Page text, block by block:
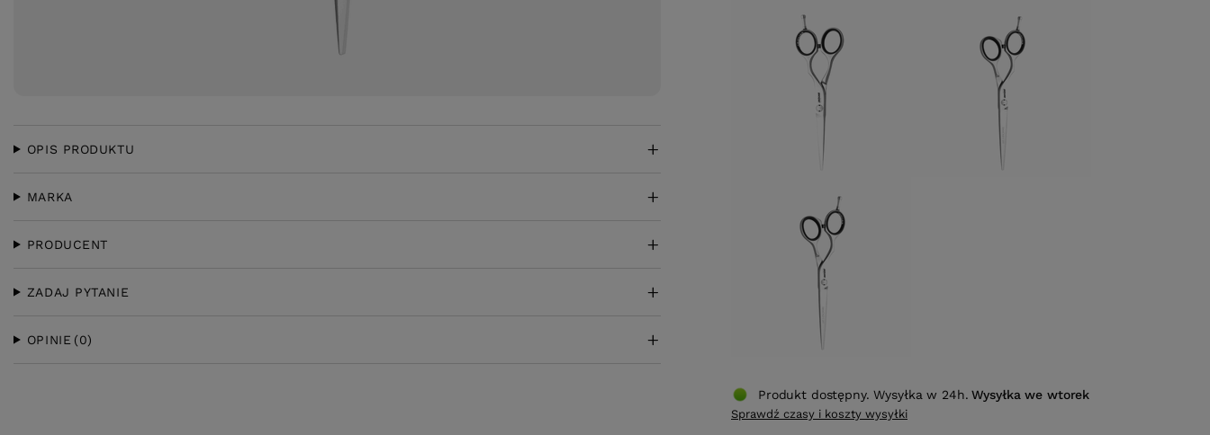
Produkt dostępny. Wysyłka w 24h. Wysyłkawe wtorek
Sprawdź czasy i koszty wysyłki
OPIS PRODUKTU
MARKA
PRODUCENT
ZADAJ PYTANIE
OPINIE (0)